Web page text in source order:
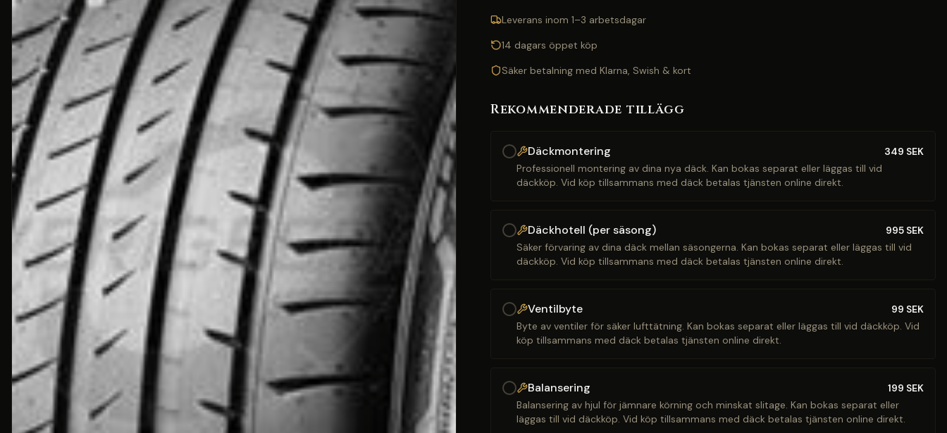
Leverans inom 1–3 arbetsdagar
14 dagars öppet köp
Säker betalning med Klarna, Swish & kort
Rekommenderade tillägg
Däckmontering 349 SEK
Professionell montering av dina nya däck. Kan bokas separat eller läggas till vid
däckköp. Vid köp tillsammans med däck betalas tjänsten online direkt.
Däckhotell (per säsong) 995 SEK
Säker förvaring av dina däck mellan säsongerna. Kan bokas separat eller läggas till vid
däckköp. Vid köp tillsammans med däck betalas tjänsten online direkt.
Ventilbyte 99 SEK
Byte av ventiler för säker lufttätning. Kan bokas separat eller läggas till vid däckköp. Vid
köp tillsammans med däck betalas tjänsten online direkt.
Balansering 199 SEK
Balansering av hjul för jämnare körning och minskat slitage. Kan bokas separat eller
läggas till vid däckköp. Vid köp tillsammans med däck betalas tjänsten online direkt.